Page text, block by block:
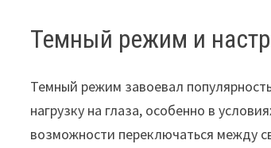
Темный режим и
Темный режим завоевал
нагрузку на глаза, особенно в
возможности переключаться между